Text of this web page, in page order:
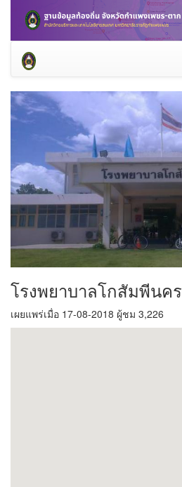
โรงพยาบาลโกสัมพีนคร
เผยแพร่เมื่อ 17-08-2018 ผู้ชม 3,226